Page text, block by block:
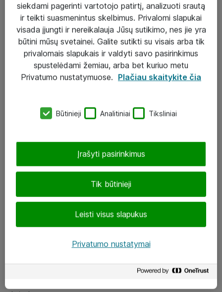
Paslaugos
Sprendimai
Įgyvendinti projektai
Atea ekspertų patarimai verslui
eShop@atea.lt
LinkedIn
siekdami pagerinti vartotojo patirtį, analizuoti srautą
ir teikti suasmenintus skelbimus. Privalomi slapukai
visada įjungti ir nereikalauja Jūsų sutikimo, nes jie yra
būtini mūsų svetainei. Galite sutikti su visais arba tik
privalomais slapukais ir valdyti savo pasirinkimus
spustelėdami žemiau, arba bet kuriuo metu
Privatumo nustatymuose. Plačiau skaitykite čia
Būtinieji Analitiniai Tiksliniai
Tik būtinieji
Leisti visus slapukus
Įrašyti pasirinkimus
Privatumo nustatymai